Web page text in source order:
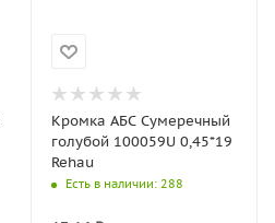
Кромка АБС Сумеречный
голубой 100059U 0,45*19
Rehau
Есть в наличии: 288